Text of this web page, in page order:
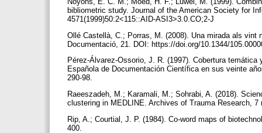
bibliometric study. Journal of the American Society for
4571(1999)50:2<115::AID-ASI3>3.0.CO;2-J
Ollé Castellà, C.; Porras, M. (2008). Una mirada als
Documentació, 21. DOI: https://doi.org/10.1344/
Pérez-Álvarez-Ossorio, J. R. (1997). Cobertura
Española de Documentación Científica en sus veinte
290-98.
Raeeszadeh, M.; Karamali, M.; Sohrabi, A. (2018).
clustering in MEDLINE. Archives of Trauma Research,
Rip, A.; Courtial, J. P. (1984). Co-word maps of
400.